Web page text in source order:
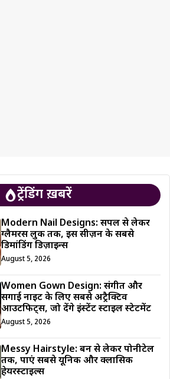
ट्रेंडिंग ख़बरें
Modern Nail Designs: सिंपल से लेकर
ग्लैमरस लुक तक, इस सीज़न के सबसे
डिमांडिंग डिज़ाइन्स
August 5, 2026
Women Gown Design: संगीत और
सगाई नाइट के लिए सबसे अट्रैक्टिव
आउटफिट्स, जो देंगे इंस्टेंट स्टाइल स्टेटमेंट
August 5, 2026
Messy Hairstyle: बन से लेकर पोनीटेल
तक, पाएं सबसे यूनिक और क्लासिक
हेयरस्टाइल्स